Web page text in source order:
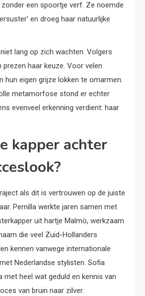
zonder een spoortje verf. Ze noemde
en droeg haar natuurlijke
lang op zich wachten. Volgers
prezen haar keuze. Voor velen
hun eigen grijze lokken te omarmen.
metamorfose stond er echter
evenveel erkenning verdient: haar
kapper achter
als dit is vertrouwen op de juiste
Pernilla werkte jaren samen met
uit hartje Malmö, werkzaam
die veel Zuid-Hollanders
kennen vanwege internationale
Nederlandse stylisten. Sofia
met heel wat geduld en kennis van
van bruin naar zilver.